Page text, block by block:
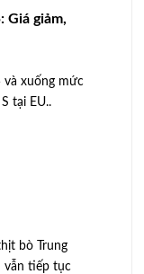
Giá giảm,
xuống mức
tại EU..
bò Trung
vẫn tiếp tục